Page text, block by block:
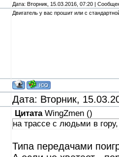
Дата: Вторник, 15.03.2016, 07:20 |
Двигатель у вас прошит или с
Дата: Вторник,
Цитата WingZmen ()
на трассе с людьми в гору,
Типа передачами